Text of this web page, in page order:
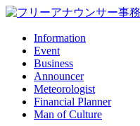
Information
Event
Business
Announcer
Meteorologist
Financial Planner
Man of Culture